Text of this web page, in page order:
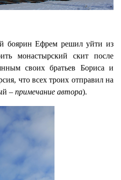
боярин Ефрем решил уйти из
монастырский скит после
своих братьев Бориса и
что всех троих отправил на
– примечание автора).